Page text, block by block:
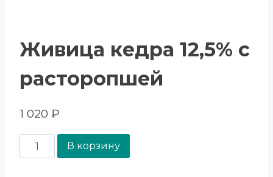
Живица кедра 12,5% с
расторопшей
1 020 ₽
В корзину